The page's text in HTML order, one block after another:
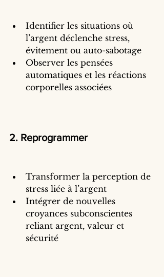
Identifier les situations où
l’argent déclenche stress,
évitement ou auto-sabotage
Observer les pensées
automatiques et les réactions
corporelles associées
2. Reprogrammer
Transformer la perception de
stress liée à l’argent
Intégrer de nouvelles
croyances subconscientes
reliant argent, valeur et
sécurité